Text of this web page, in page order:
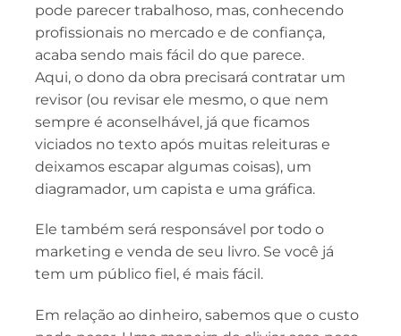
pode parecer trabalhoso, mas, conhecendo
profissionais no mercado e de confiança,
acaba sendo mais fácil do que parece.
Aqui, o dono da obra precisará contratar um
revisor (ou revisar ele mesmo, o que nem
sempre é aconselhável, já que ficamos
viciados no texto após muitas releituras e
deixamos escapar algumas coisas), um
diagramador, um capista e uma gráfica.
Ele também será responsável por todo o
marketing e venda de seu livro. Se você já
tem um público fiel, é mais fácil.
Em relação ao dinheiro, sabemos que o custo